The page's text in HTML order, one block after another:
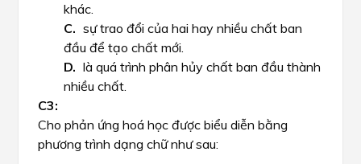
khác.
sự trao đổi của hai hay nhiều chất ban
đầu để tạo chất mới.
là quá trình phân hủy chất ban đầu thành
nhiều chất.
Cho phản ứng hoá học được biểu diễn bằng
phương trình dạng chữ như sau: